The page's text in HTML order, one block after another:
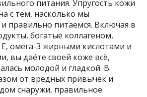
питания. Упругость кожи
с тем, насколько мы
правильно питаемся. Включая в
богатые коллагеном,
омега-3 жирными кислотами и
вы даёте своей коже всё,
молодой и гладкой. В
от вредных привычек и
снаружи, правильное